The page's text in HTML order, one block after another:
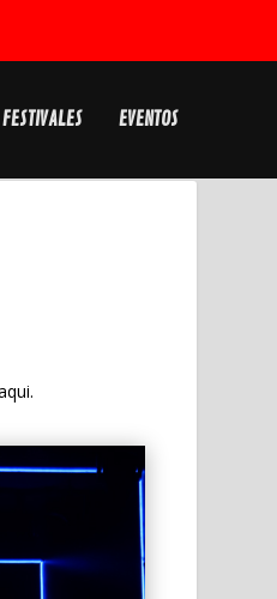
FESTIVALES EVENTOS